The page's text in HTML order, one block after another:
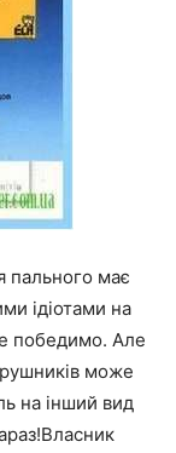
пального має
ідіотами на
победимо. Але
може
на інший вид
Власник